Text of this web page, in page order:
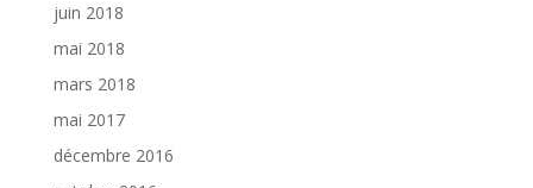
juin 2018
mai 2018
mars 2018
mai 2017
décembre 2016